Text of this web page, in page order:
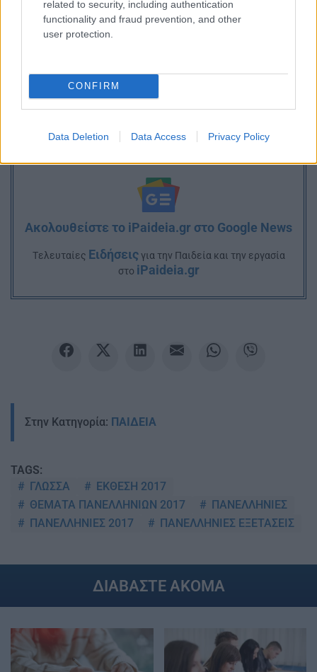
related to security, including authentication
functionality and fraud prevention, and other
user protection.
CONFIRM
Data Deletion Data Access Privacy Policy
Ακολουθείστε το iPaideia.gr στο Google News
Tελευταίες Ειδήσειςγια την Παιδεία και την εργασία
στο iPaideia.gr
Στην Κατηγορία: ΠΑΙΔΕΙΑ
TAGS:
ΓΛΩΣΣΑ
ΕΚΘΕΣΗ 2017
ΘΕΜΑΤΑ ΠΑΝΕΛΛΗΝΙΩΝ 2017
ΠΑΝΕΛΛΗΝΙΕΣ
ΠΑΝΕΛΛΗΝΙΕΣ 2017
ΠΑΝΕΛΛΗΝΙΕΣ ΕΞΕΤΑΣΕΙΣ
ΔΙΑΒΑΣΤΕ ΑΚΟΜΑ